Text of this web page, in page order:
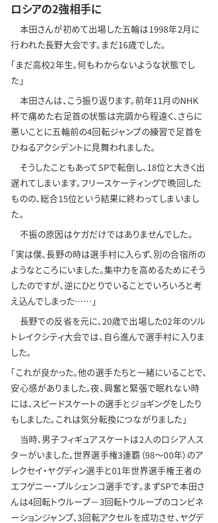
ロシアの2強相手に
本田さんが初めて出場した五輪は1998年2月に
行われた長野大会です。まだ16歳でした。
「まだ高校2年生。何もわからないような状態でし
た」
本田さんは、こう振り返ります。前年11月のNHK
杯で痛めた右足首の状態は完調から程遠く、さらに
悪いことに五輪前の4回転ジャンプの練習で足首を
ひねるアクシデントに見舞われました。
そうしたこともあってSPで転倒し、18位と大きく出
遅れてしまいます。フリースケーティングで晩回した
ものの、総合15位という結果に終わってしまいまし
た。
不振の原因はケガだけではありませんでした。
「実は僕、長野の時は選手村に入らず、別の合宿所の
ようなところにいました。集中力を高めるためにそう
したのですが、逆にひとりでいることでいろいろと考
え込んでしまった……」
長野での反省を元に、20歳で出場した02年のソル
トレイクシティ大会では、自ら進んで選手村に入りま
した。
「これが良かった。他の選手たちと一緒にいることで、
安心感がありました。夜、興奮と緊張で眠れない時
には、スピードスケートの選手とジョギングをしたり
もしました。これは気分転換につながりました」
当時、男子フィギュアスケートは2人のロシア人ス
ターがいました。世界選手権3連覇（98～00年）のア
レクセイ・ヤグディン選手と01年世界選手権王者の
エフゲニー・プルシェンコ選手です。まずSPで本田さ
んは4回転トウループ－3回転トウループのコンビネ
ーションジャンプ、3回転アクセルを成功させ、ヤグデ